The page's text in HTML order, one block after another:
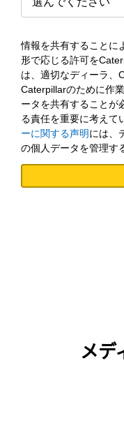
情報を共有することに
形で応じる許可を
は、適切なディーラ、
Caterpillarのために作
ータを共有することが
る責任を重要に考えて
ーに関する声明には、
の個人データを管理す
メデ